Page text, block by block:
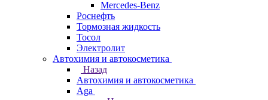
Мercedes-Benz
Роснефть
Тормозная жидкость
Тосол
Электролит
Автохимия и автокосметика
Назад
Автохимия и автокосметика
Aga